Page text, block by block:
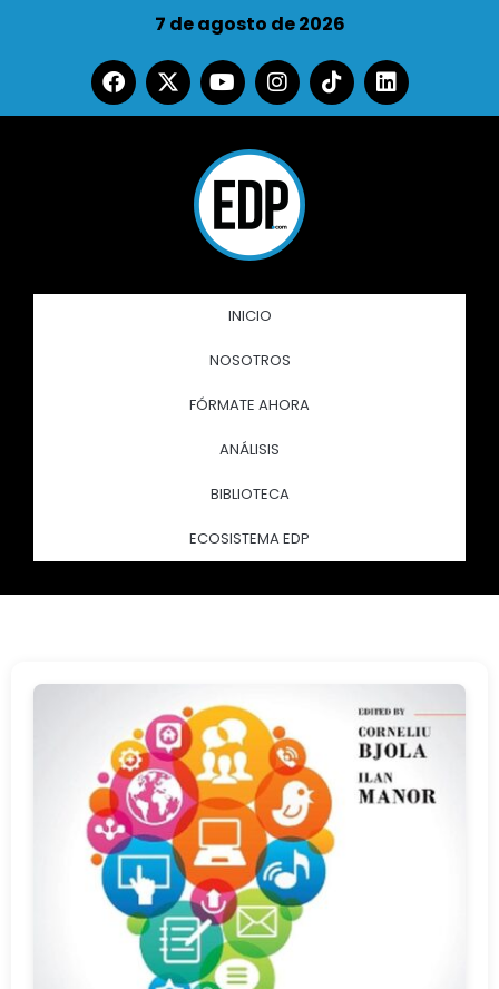
7 de agosto de 2026
INICIO
NOSOTROS
FÓRMATE AHORA
ANÁLISIS
BIBLIOTECA
ECOSISTEMA EDP